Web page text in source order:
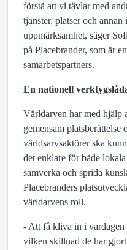
förstå att vi tävlar med
tjänster, platser och
uppmärksamhet, säger
på Placebrander, som är
samarbetspartners.
En nationell
Världarven har med hjälp
gemensam platsberättelse
världsarvsaktörer ska
det enklare för både
samverka och sprida
Placebranders
världarvens roll.
- Att få kliva in i vardagen
vilken skillnad de har